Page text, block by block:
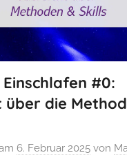
#0:
über die
6. Februar 2025 von